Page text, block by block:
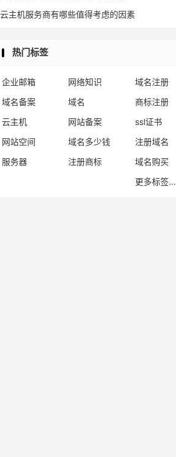
云主机服务商有哪些值得考虑的因素
热门标签
企业邮箱 网络知识
域名注册
域名备案
域名
商标注册
云主机
网站备案
ssl证书
网站空间
域名多少钱
注册域名
服务器
注册商标
域名购买
更多标签...